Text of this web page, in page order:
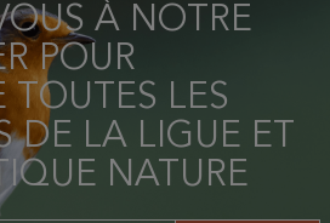
À NOTRE
POUR
LES
DE LA LIGUE ET
NATURE